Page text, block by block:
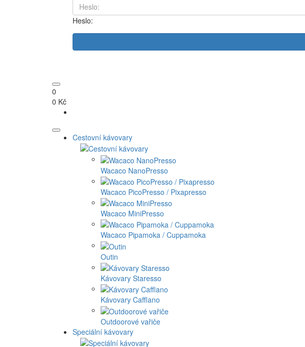
Heslo:
0
0 Kč
Cestovní kávovary
Wacaco NanoPresso
Wacaco PicoPresso / Pixapresso
Wacaco MiniPresso
Wacaco Pipamoka / Cuppamoka
Outin
Kávovary Staresso
Kávovary Cafflano
Outdoorové vařiče
Speciální kávovary